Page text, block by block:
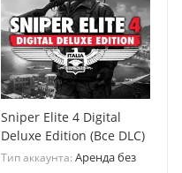
Sniper Elite 4 Digital
Deluxe Edition (Все DLC)
Тип аккаунта: Аренда без